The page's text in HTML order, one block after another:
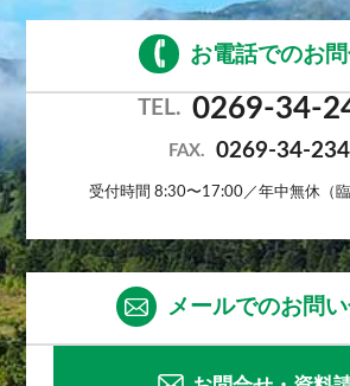
お電話でのお
TEL. 0269-34-
FAX. 0269-34-
受付時間 8:30〜17:00／年中無休（臨
メールでのお問